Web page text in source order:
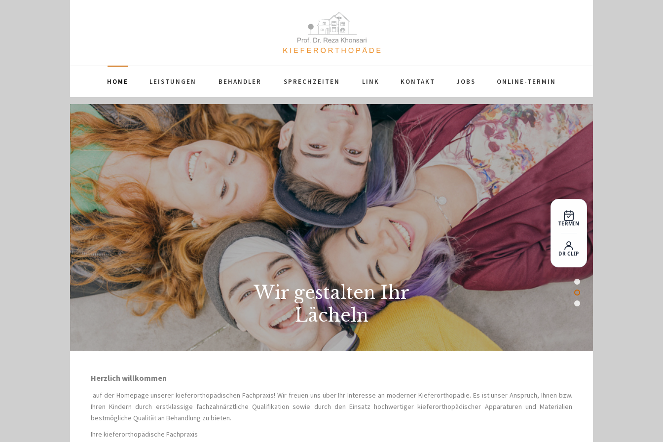
HOME LEISTUNGEN BEHANDLER SPRECHZEITEN LINK KONTAKT JOBS ONLINE-TERMIN
Wir gestalten Ihr
Lächeln
Herzlich willkommen
auf der Homepage unserer kieferorthopädischen Fachpraxis! Wir freuen uns über Ihr Interesse an moderner Kieferorthopädie. Es ist unser Anspruch, Ihnen bzw.
Ihren Kindern durch erstklassige fachzahnärztliche Qualifikation sowie durch den Einsatz hochwertiger kieferorthopädischer Apparaturen und Materialien
bestmögliche Qualität an Behandlung zu bieten.
Ihre kieferorthopädische Fachpraxis
TERMIN
DR CLIP